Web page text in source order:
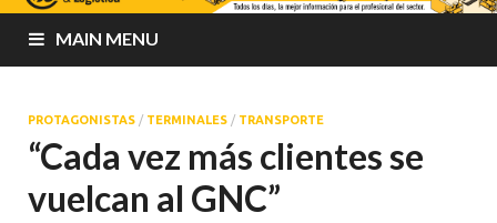
MAIN MENU
PROTAGONISTAS / TERMINALES / TRANSPORTE
“Cada vez más clientes se
vuelcan al GNC”